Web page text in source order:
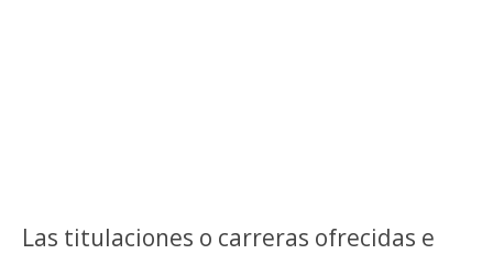
Las titulaciones o carreras ofrecidas e